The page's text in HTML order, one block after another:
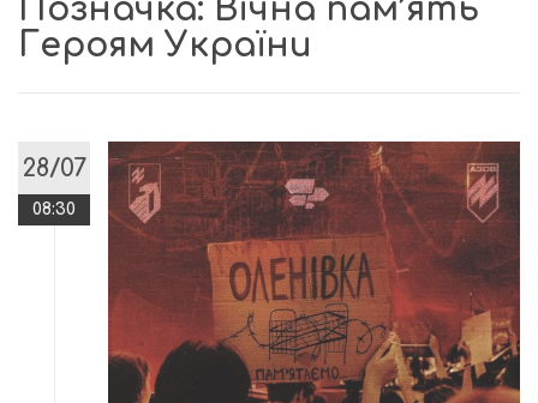
Позначка: Вічна пам’ять
Героям України
28/07
08:30